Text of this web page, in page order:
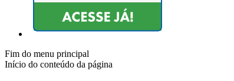
Fim do menu principal
Início do conteúdo da página